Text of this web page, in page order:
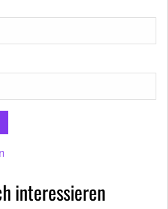
interessieren